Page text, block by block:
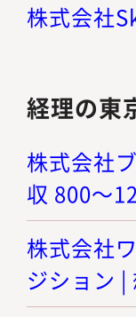
株式会社
経理の東
株式会社
収 800～
株式会社
ジション |